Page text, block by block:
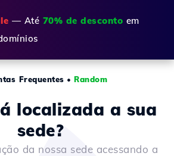
— Até 70% de desconto em
Frequentes •Random
localizada a sua
sede?
da nossa sede acessando a